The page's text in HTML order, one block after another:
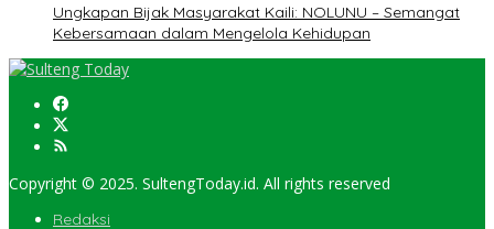
Ungkapan Bijak Masyarakat Kaili: NOLUNU – Semangat
Kebersamaan dalam Mengelola Kehidupan
Copyright © 2025. SultengToday.id. All rights reserved
Redaksi